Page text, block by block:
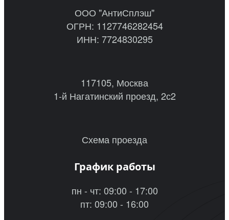
ООО "АнтиСплэш"
ОГРН: 1127746282454
ИНН: 7724830295
117105, Москва
1-й Нагатинский проезд, 2с2
Схема проезда
График работы
пн - чт: 09:00 - 17:00
пт: 09:00 - 16:00